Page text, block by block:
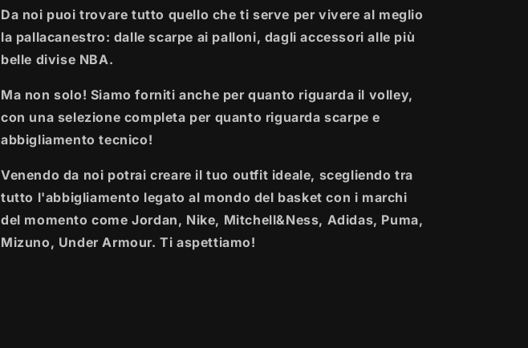
Da noi puoi trovare tutto quello che ti serve per vivere al meglio
la pallacanestro: dalle scarpe ai palloni, dagli accessori alle più
belle divise NBA.
Ma non solo! Siamo forniti anche per quanto riguarda il volley,
con una selezione completa per quanto riguarda scarpe e
abbigliamento tecnico!
Venendo da noi potrai creare il tuo outfit ideale, scegliendo tra
tutto l'abbigliamento legato al mondo del basket con i marchi
del momento come Jordan, Nike, Mitchell&Ness, Adidas, Puma,
Mizuno, Under Armour. Ti aspettiamo!